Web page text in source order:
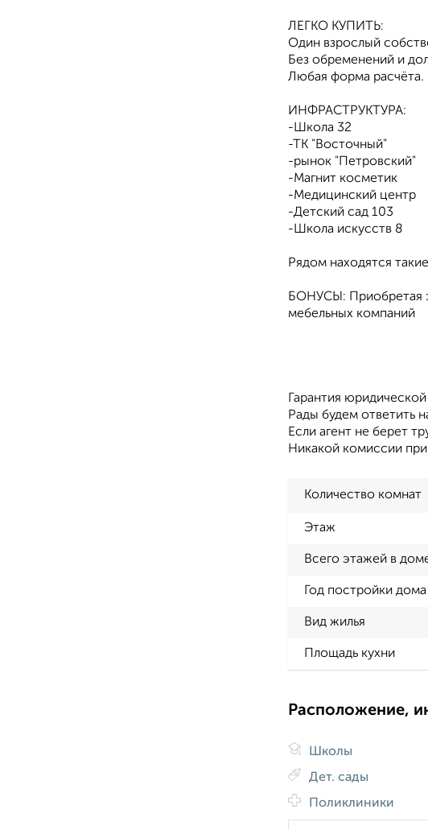
ЛЕГКО КУПИТЬ:
Один взрослый
Без обременений и
Любая форма расчёта.
ИНФРАСТРУКТУРА:
-Школа 32
-ТК "Восточный"
-рынок "Петровский"
-Магнит косметик
-Медицинский центр
-Детский сад 103
-Школа искусств 8
Рядом находятся
БОНУСЫ: Приобретая
мебельных компаний
Гарантия
Рады будем ответить
Если агент не берет
Никакой комиссии
Количество комнат
Этаж
Всего этажей в
Год постройки дома
Вид жилья
Площадь кухни
Расположение,
Школы
Дет. сады
Поликлиники